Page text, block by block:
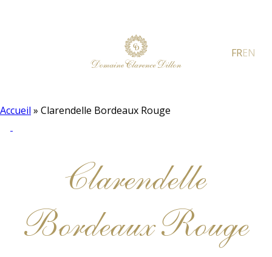
FREN
Accueil » Clarendelle Bordeaux Rouge
Clarendelle
Bordeaux Rouge